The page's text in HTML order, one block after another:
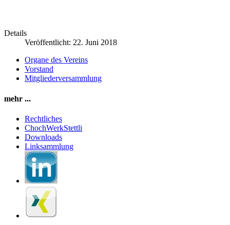
Details
Veröffentlicht: 22. Juni 2018
Organe des Vereins
Vorstand
Mitgliederversammlung
mehr ...
Rechtliches
ChochWerkStettli
Downloads
Linksammlung